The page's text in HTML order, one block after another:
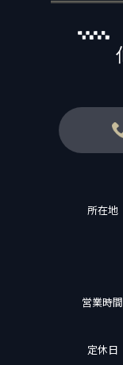
所在地
営業時間
定休日